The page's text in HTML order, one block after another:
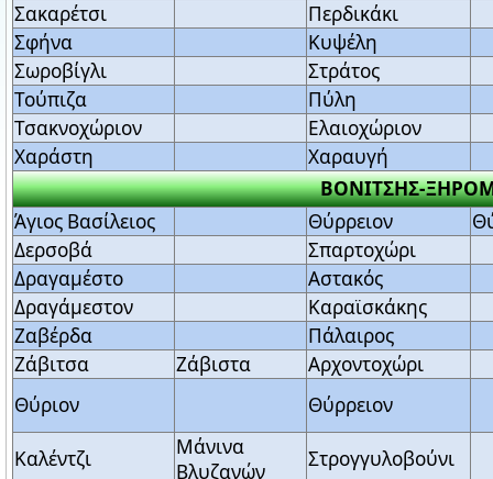
Σακαρέτσι
Περδικάκι
Σφήνα
Κυψέλη
Σωροβίγλι
Στράτος
Τούπιζα
Πύλη
Τσακνοχώριον
Ελαιοχώριον
Χαράστη
Χαραυγή
ΒΟΝΙΤΣΗΣ-
Άγιος Βασίλειος
Θύρρειον
Δερσοβά
Σπαρτοχώρι
Δραγαμέστο
Αστακός
Δραγάμεστον
Καραϊσκάκης
Ζαβέρδα
Πάλαιρος
Ζάβιτσα
Ζάβιστα
Αρχοντοχώρι
Θύριον
Θύρρειον
Καλέντζι
Μάνινα
Βλυζανών
Στρογγυλοβούνι